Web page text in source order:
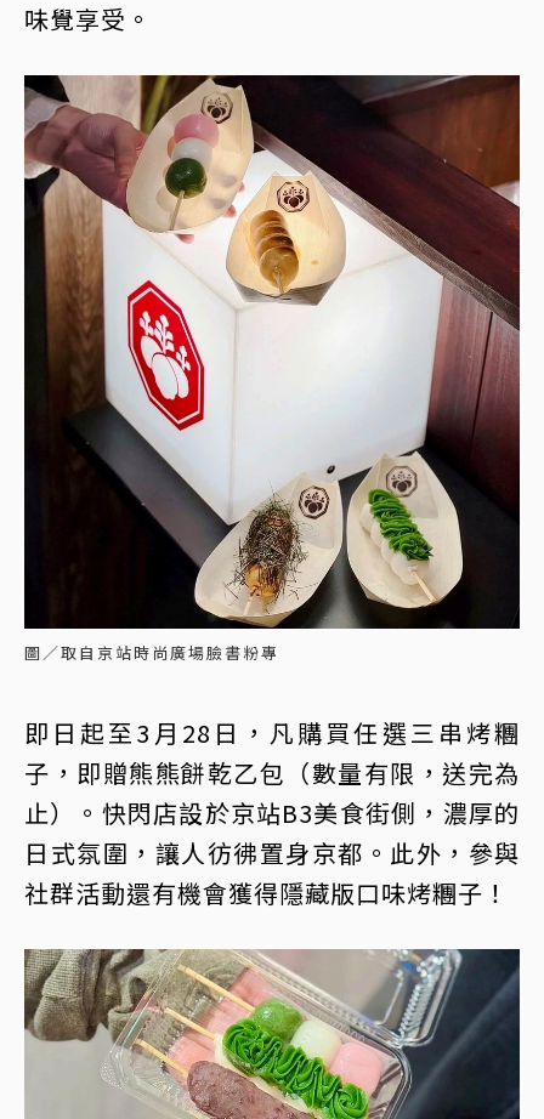
味覺享受。
圖／取自京站時尚廣場臉書粉專
即日起至3月28日，凡購買任選三串烤糰
子，即贈熊熊餅乾乙包（數量有限，送完為
止）。快閃店設於京站B3美食街側，濃厚的
日式氛圍，讓人彷彿置身京都。此外，參與
社群活動還有機會獲得隱藏版口味烤糰子！